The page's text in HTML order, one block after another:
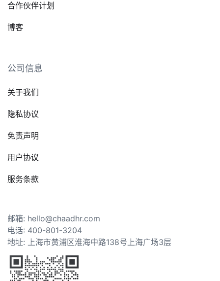
合作伙伴计划
博客
公司信息
关于我们
隐私协议
免责声明
用户协议
服务条款
邮箱: hello@chaadhr.com
电话: 400-801-3204
地址: 上海市黄浦区淮海中路138号上海广场3层